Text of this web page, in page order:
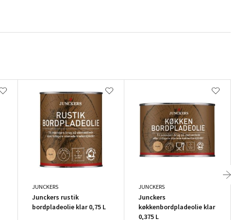
JUNCKERS
Junckers rustik
bordpladeolie klar 0,75 L
JUNCKERS
Junckers
køkkenbordpladeolie klar
0,375 L